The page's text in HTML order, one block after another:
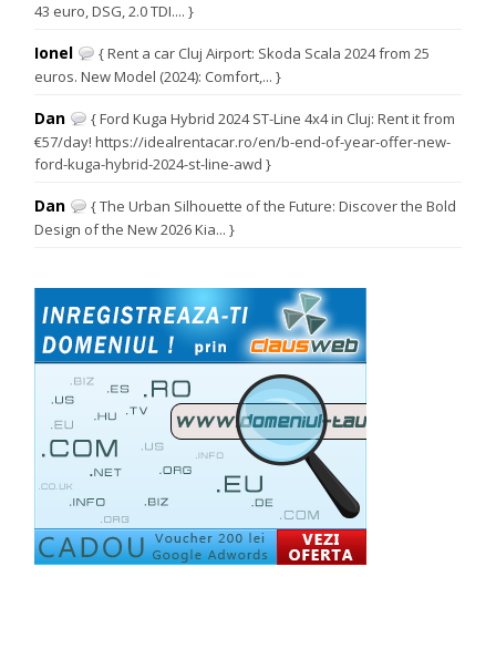
43 euro, DSG, 2.0 TDI.... }
Ionel
{ Rent a car Cluj Airport: Skoda Scala 2024 from 25
euros. New Model (2024): Comfort,... }
Dan
{ Ford Kuga Hybrid 2024 ST-Line 4x4 in Cluj: Rent it from
€57/day! https://idealrentacar.ro/en/b-end-of-year-offer-new-
ford-kuga-hybrid-2024-st-line-awd }
Dan
{ The Urban Silhouette of the Future: Discover the Bold
Design of the New 2026 Kia... }